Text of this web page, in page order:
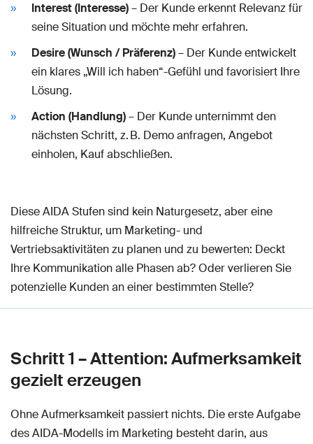
Interest (Interesse)– Der Kunde erkennt Relevanz für
seine Situation und möchte mehr erfahren.
Desire (Wunsch / Präferenz)– Der Kunde entwickelt
ein klares „Will ich haben“-Gefühl und favorisiert Ihre
Lösung.
Action (Handlung)– Der Kunde unternimmt den
nächsten Schritt, z. B. Demo anfragen, Angebot
einholen, Kauf abschließen.
Diese AIDA Stufen sind kein Naturgesetz, aber eine
hilfreiche Struktur, um Marketing- und
Vertriebsaktivitäten zu planen und zu bewerten: Deckt
Ihre Kommunikation alle Phasen ab? Oder verlieren Sie
potenzielle Kunden an einer bestimmten Stelle?
Schritt 1 – Attention: Aufmerksamkeit
gezielt erzeugen
Ohne Aufmerksamkeit passiert nichts. Die erste Aufgabe
des AIDA-Modells im Marketing besteht darin, aus